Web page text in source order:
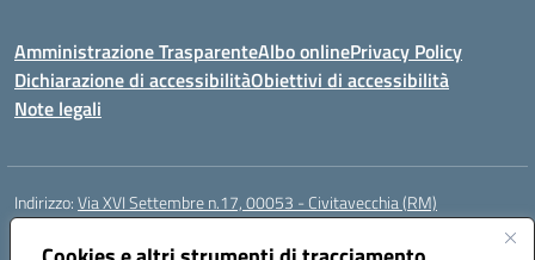
Amministrazione TrasparenteAlbo onlinePrivacy Policy
Dichiarazione di accessibilitàObiettivi di accessibilità
Note legali
Indirizzo:Via XVI Settembre n.17, 00053 - Civitavecchia (RM)
Centralino:
Posta elettronica certificata (PEC):rmic8gq00r@pec.istruzione.it